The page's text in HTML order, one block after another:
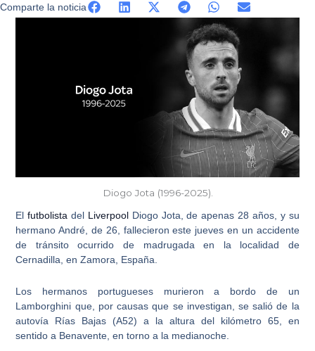
Comparte la noticia
Diogo Jota (1996-2025).
Elfutbolista del Liverpool Diogo Jota , de apenas 28 años, y su
hermano André, de 26, fallecieron este jueves en un accidente
de tránsito ocurrido de madrugada en la localidad de
Cernadilla, en Zamora, España.
Los hermanos portugueses murieron a bordo de un
Lamborghini que, por causas que se investigan, se salió de la
autovía Rías Bajas (A52) a la altura del kilómetro 65, en
sentido a Benavente, en torno a la medianoche.